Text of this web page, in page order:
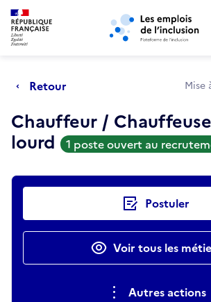
Aller au menu principal Aller au contenu
Retour Mise
Chauffeur /
lourd 1 poste ouvert au
Actions rapides Postuler
Voir tous les
Autres actions
Retour au début de la page
Panneau de gestion des cookies